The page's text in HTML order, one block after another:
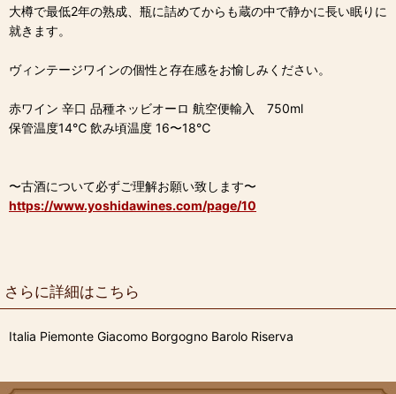
大樽で最低2年の熟成、瓶に詰めてからも蔵の中で静かに長い眠りに
就きます。
ヴィンテージワインの個性と存在感をお愉しみください。
赤ワイン 辛口 品種ネッビオーロ 航空便輸入 750ml
保管温度14℃ 飲み頃温度 16〜18℃
〜古酒について必ずご理解お願い致します〜
https://www.yoshidawines.com/page/10
さらに詳細はこちら
Italia Piemonte Giacomo Borgogno Barolo Riserva